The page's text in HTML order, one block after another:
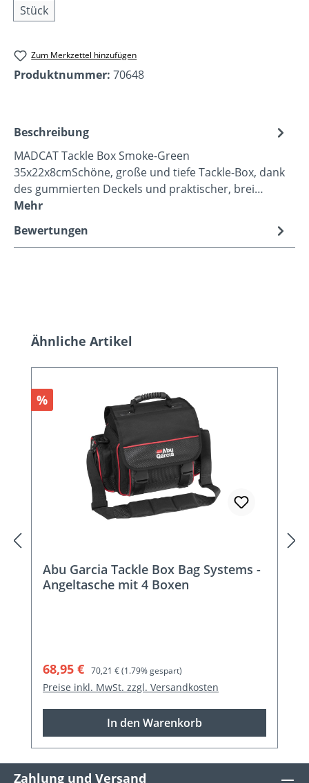
Stück
Zum Merkzettel hinzufügen
Produktnummer: 70648
Beschreibung
MADCAT Tackle Box Smoke-Green
35x22x8cmSchöne, große und tiefe Tackle-Box, dank
des gummierten Deckels und praktischer, brei…
Mehr
Bewertungen
Produktgalerie überspringen
Ähnliche Artikel
Rabatt
%
Abu Garcia Tackle Box Bag Systems -
Angeltasche mit 4 Boxen
Verkaufspreis:
68,95 € Regulärer Preis:
70,21 €(1.79% gespart)
Preise inkl. MwSt. zzgl. Versandkosten
In den Warenkorb
Zahlung und Versand